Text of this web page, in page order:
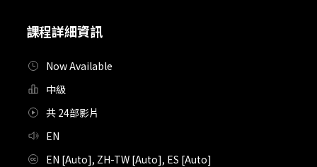
課程詳細資訊
Now Available
中級
共 24部影片
EN
EN [Auto], ZH-TW [Auto], ES [Auto]